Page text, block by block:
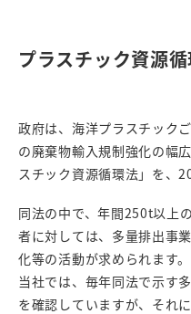
プラスチック資源
政府は、海洋プラスチック
の廃棄物輸入規制強化の幅
スチック資源循環法」を、
同法の中で、年間250t以上
者に対しては、多量排出事
化等の活動が求められます。
当社では、毎年同法で示す
を確認していますが、それ